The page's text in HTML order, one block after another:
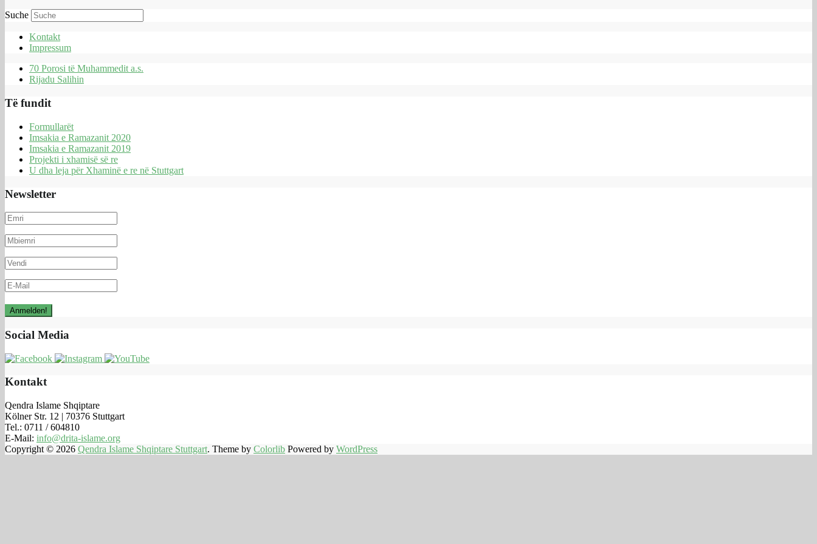
Suche
Kontakt
Impressum
70 Porosi të Muhammedit a.s.
Rijadu Salihin
Të fundit
Formullarët
Imsakia e Ramazanit 2020
Imsakia e Ramazanit 2019
Projekti i xhamisë së re
U dha leja për Xhaminë e re në Stuttgart
Newsletter
Social Media
Kontakt
Qendra Islame Shqiptare
Kölner Str. 12 | 70376 Stuttgart
Tel.: 0711 / 604810
E-Mail: info@drita-islame.org
Copyright © 2026 Qendra Islame Shqiptare Stuttgart. Theme by Colorlib Powered by WordPress